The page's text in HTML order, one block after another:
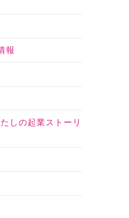
報
しの起業ストーリ